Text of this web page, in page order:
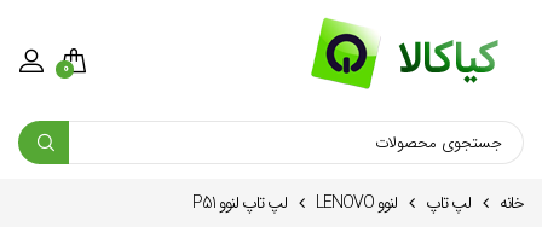
0
خانه لپ تاپ لنوو LENOVO لپ تاپ لنوو P51